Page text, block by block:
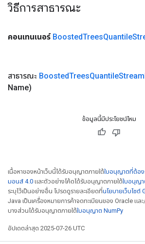
วิธีการสาธารณะ
คอนเทนเนอร์ BoostedTreesQuantile
สาธารณะ BoostedTreesQuantileStream
Name)
ข้อมูลนี้มีประโยชน์ไหม
เนื้อหาของหน้าเว็บนี้ได้รับอนุญาตภายใต้ใบอนุญาตที่ต้อง
มอนส์ 4.0 และตัวอย่างโค้ดได้รับอนุญาตภายใต้ใบอนุญ
ระบุไว้เป็นอย่างอื่น โปรดดูรายละเอียดที่นโยบายเว็บไซ
Java เป็นเครื่องหมายการค้าจดทะเบียนของ Oracle แล
บางส่วนได้รับอนุญาตภายใต้ใบอนุญาต NumPy
อัปเดตล่าสุด 2025-07-26 UTC